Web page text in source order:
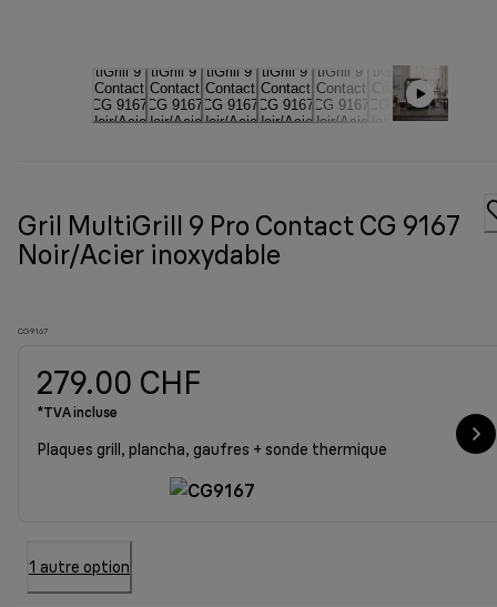
Gril MultiGrill 9 Pro Contact CG 9167
Noir/Acier inoxydable
CG9167
279.00 CHF
*TVA incluse
Plaques grill, plancha, gaufres + sonde thermique
1 autre option